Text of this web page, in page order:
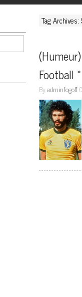
Tag Archives:
Football »
Byadminfogoff